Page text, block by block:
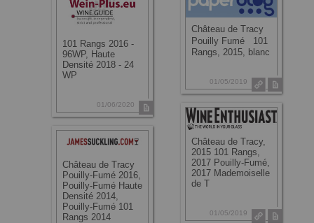
101 Rangs 2016 -
96WP, Haute
Densité 2018 - 24
WP
01/06/2020
Château de Tracy
Pouilly Fumé 101
Rangs, 2015, blanc
01/05/2019
Château de Tracy,
2015 101 Rangs,
2017 Pouilly-Fumé,
2017 Mademoiselle
de T
01/05/2019
Château de Tracy
Pouilly-Fumé 2016,
Pouilly-Fumé Haute
Densité 2014,
Pouilly-Fumé 101
Rangs 2014